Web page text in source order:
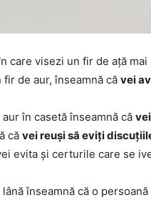
care visezi un fir de ață
fir de aur, înseamnă că vei
în casetă înseamnă că
că vei reuși să eviți
evita și certurile care se
înseamnă că o